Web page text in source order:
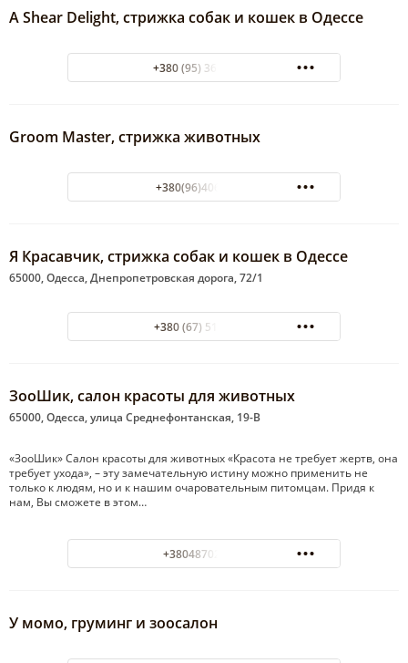
A Shear Delight, cтрижка собак и кошек в Одессе
+380 (95) 363-43-93
Groom Master, стрижка животных
+380(96)406-84-48
Я Красавчик, стрижка собак и кошек в Одессе
65000, Одесса, Днепропетровская дорога, 72/1
+380 (67) 518 74 70
ЗооШик, салон красоты для животных
65000, Одесса, улица Среднефонтанская, 19-В
«ЗооШик» Салон красоты для животных «Красота не требует жертв, она
требует ухода», – эту замечательную истину можно применить не
только к людям, но и к нашим очаровательным питомцам. Придя к
нам, Вы сможете в этом…
+380487021011
У момо, груминг и зоосалон